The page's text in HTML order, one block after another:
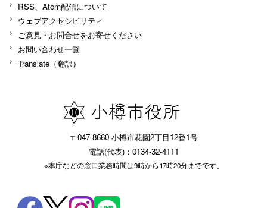
RSS、Atom配信について
ウェブアクセシビリティ
ご意見・お問合せをお寄せください
お問い合わせ一覧
Translate（翻訳）
〒047-8660 小樽市花園2丁目12番1号
電話(代表)：0134-32-4111
※本庁などの窓口業務時間は9時から17時20分までです。